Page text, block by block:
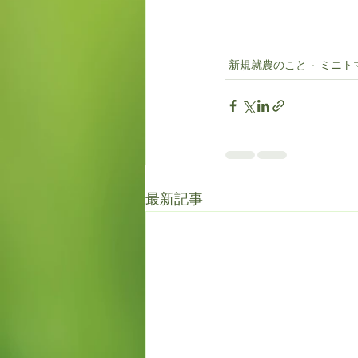
新規就農のこと ミニト
最新記事